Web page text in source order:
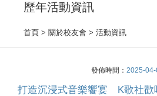
歷年活動資訊
首頁 > 關於校友會 > 活動資訊
發佈時間： 2025-
打造沉浸式音樂饗宴 K歌社歡